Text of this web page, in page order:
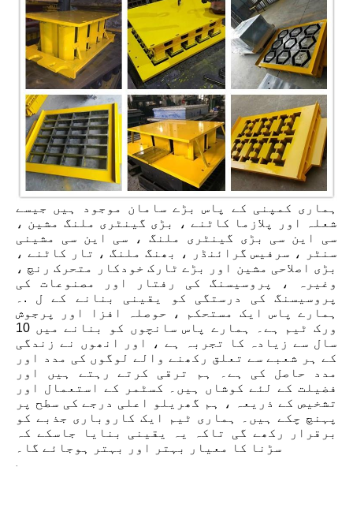
ہماری کمپنی کے پاس بڑے سامان موجود ہیں جیسے
شعلہ اور پلازما کاٹنے ، بڑی گینٹری ملنگ مشین ،
سی این سی بڑی گینٹری ملنگ ، سی این سی مشینی
سنٹر ، سرفیس گرائنڈر ، بھنگ ملنگ ، تار کاٹنے ،
بڑی اصلاحی مشین اور بڑے ٹارک خودکار متحرک رنچ ،
وغیرہ ، پروسیسنگ کی رفتار اور مصنوعات کی
پروسیسنگ کی درستگی کو یقینی بنانے کے ل .۔
ہمارے پاس ایک مستحکم ، حوصلہ افزا اور پرجوش
ورک ٹیم ہے۔ ہمارے پاس سانچوں کو بنانے میں 10
سال سے زیادہ کا تجربہ ہے ، اور انھوں نے زندگی
کے ہر شعبے سے تعلق رکھنے والے لوگوں کی مدد اور
مدد حاصل کی ہے۔ ہم ترقی کرتے رہتے ہیں اور
فضیلت کے لئے کوشاں ہیں۔ کسٹمر کے استعمال اور
تشخیص کے ذریعہ ، ہم گھریلو اعلی درجے کی سطح پر
پہنچ چکے ہیں۔ ہماری ٹیم ایک کاروباری جذبے کو
برقرار رکھے گی تاکہ یہ یقینی بنایا جاسکے کہ
سڑنا کا معیار بہتر اور بہتر ہوجائے گا۔